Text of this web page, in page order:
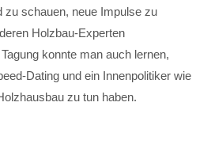
zu schauen, neue Impulse zu
Holzbau-Experten
konnte man auch lernen,
Dating und ein Innenpolitiker wie
zu tun haben.